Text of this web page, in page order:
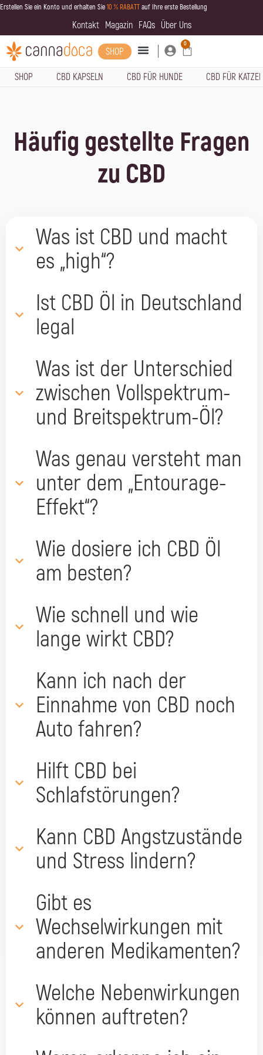
Erstellen Sie ein Konto und erhalten Sie 10 % RABATT auf Ihre erste Bestellung
Kontakt Magazin FAQs Über Uns
SHOP
0
SHOP CBD KAPSELN CBD FÜR HUNDE CBD FÜR
Häufig gestellte Fragen
zu CBD
Was ist CBD und macht
es „high“?
Ist CBD Öl in Deutschland
legal
Was ist der Unterschied
zwischen Vollspektrum-
und Breitspektrum-Öl?
Was genau versteht man
unter dem „Entourage-
Effekt“?
Wie dosiere ich CBD Öl
am besten?
Wie schnell und wie
lange wirkt CBD?
Kann ich nach der
Einnahme von CBD noch
Auto fahren?
Hilft CBD bei
Schlafstörungen?
Kann CBD Angstzustände
und Stress lindern?
Gibt es
Wechselwirkungen mit
anderen Medikamenten?
Welche Nebenwirkungen
können auftreten?